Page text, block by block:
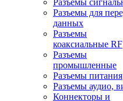
Разъeмы
Разъeмы для
данных
Разъeмы
коаксиальные RF
Разъeмы
промышленные
Разъeмы питания
Разъeмы аудио,
Коннекторы и